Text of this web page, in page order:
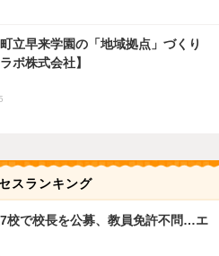
立早来学園の「地域拠点」づくり
ボ株式会社】
スランキング
校で校長を公募、教員免許不問…エ